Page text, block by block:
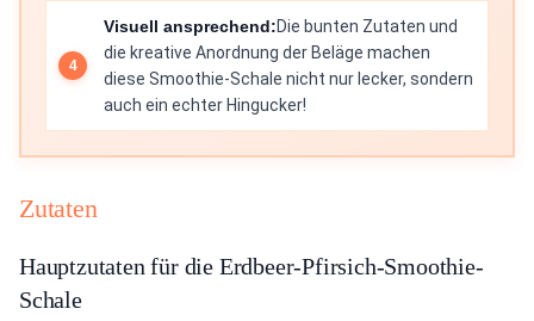
Visuell ansprechend:Die bunten Zutaten und
die kreative Anordnung der Beläge machen
diese Smoothie-Schale nicht nur lecker, sondern
auch ein echter Hingucker!
Zutaten
Hauptzutaten für die Erdbeer-Pfirsich-Smoothie-
Schale